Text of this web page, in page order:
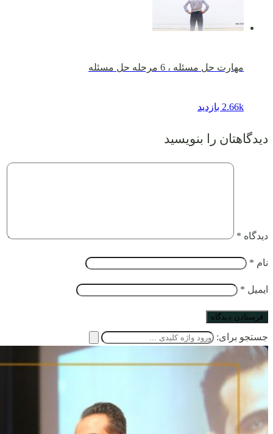
مهارت حل مسئله ، 6 مرحله حل مسئله
2.66k بازدید
دیدگاهتان را بنویسید
دیدگاه *
نام *
ایمیل *
جستجو برای: